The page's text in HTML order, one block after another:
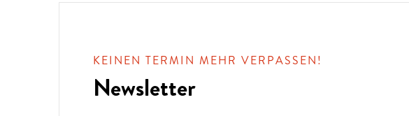
KEINEN TERMIN MEHR VERPASSEN!
Newsletter